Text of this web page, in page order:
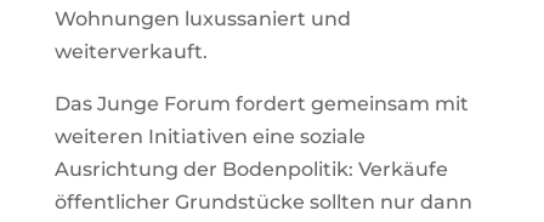
Wohnungen luxussaniert und
weiterverkauft.
Das Junge Forum fordert gemeinsam mit
weiteren Initiativen eine soziale
Ausrichtung der Bodenpolitik: Verkäufe
öffentlicher Grundstücke sollten nur dann